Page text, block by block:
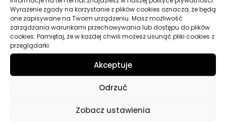
Wyrażenie zgody na korzystanie z plików cookies oznacza, że będą
one zapisywane na Twoim urządzeniu. Masz możliwość
zarządzania warunkami przechowywania lub dostępu do plików
cookies. Pamiętaj, że w każdej chwili możesz usunąć pliki cookies z
przeglądarki.
Akceptuje
Odrzuć
Zobacz ustawienia
produktów.
Zalecane stężenia użytkowe:
Szlifowanie: 6-7%
Obróbka ogólna: 6-8%
Wymagania przechowywania: